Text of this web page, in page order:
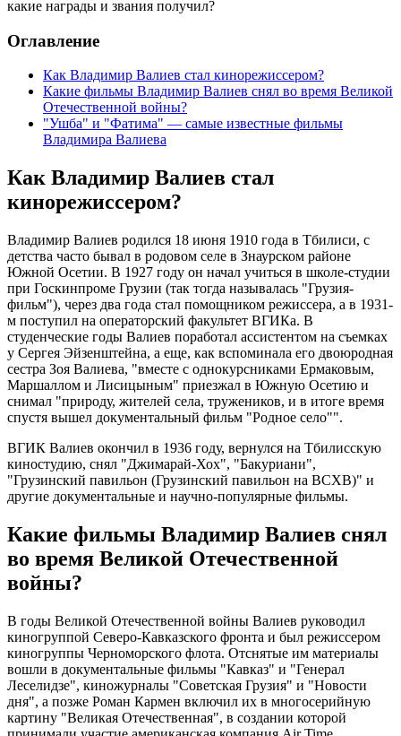
какие награды и звания получил?
Оглавление
Как Владимир Валиев стал кинорежиссером?
Какие фильмы Владимир Валиев снял во время Великой
Отечественной войны?
"Ушба" и "Фатима" — самые известные фильмы
Владимира Валиева
Как Владимир Валиев стал
кинорежиссером?
Владимир Валиев родился 18 июня 1910 года в Тбилиси, с
детства часто бывал в родовом селе в Знаурском районе
Южной Осетии. В 1927 году он начал учиться в школе-студии
при Госкинпроме Грузии (так тогда называлась "Грузия-
фильм"), через два года стал помощником режиссера, а в 1931-
м поступил на операторский факультет ВГИКа. В
студенческие годы Валиев поработал ассистентом на съемках
у Сергея Эйзенштейна, а еще, как вспоминала его двоюродная
сестра Зоя Валиева, "вместе с однокурсниками Ермаковым,
Маршаллом и Лисицыным" приезжал в Южную Осетию и
снимал "природу, жителей села, тружеников, и в итоге время
спустя вышел документальный фильм "Родное село"".
ВГИК Валиев окончил в 1936 году, вернулся на Тбилисскую
киностудию, снял "Джимарай-Хох", "Бакуриани",
"Грузинский павильон (Грузинский павильон на ВСХВ)" и
другие документальные и научно-популярные фильмы.
Какие фильмы Владимир Валиев снял
во время Великой Отечественной
войны?
В годы Великой Отечественной войны Валиев руководил
киногруппой Северо-Кавказского фронта и был режиссером
киногруппы Черноморского флота. Отснятые им материалы
вошли в документальные фильмы "Кавказ" и "Генерал
Леселидзе", киножурналы "Советская Грузия" и "Новости
дня", а позже Роман Кармен включил их в многосерийную
картину "Великая Отечественная", в создании которой